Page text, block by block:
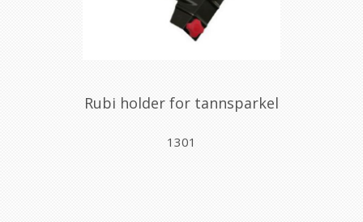
Rubi holder for tannsparkel
1301